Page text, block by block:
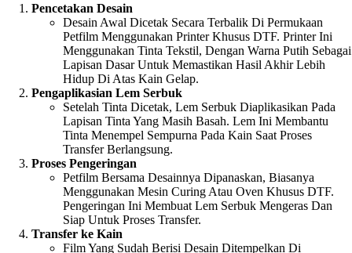
Pencetakan Desain
Desain Awal Dicetak Secara Terbalik Di Permukaan
Petfilm Menggunakan Printer Khusus DTF. Printer Ini
Menggunakan Tinta Tekstil, Dengan Warna Putih Sebagai
Lapisan Dasar Untuk Memastikan Hasil Akhir Lebih
Hidup Di Atas Kain Gelap.
Pengaplikasian Lem Serbuk
Setelah Tinta Dicetak, Lem Serbuk Diaplikasikan Pada
Lapisan Tinta Yang Masih Basah. Lem Ini Membantu
Tinta Menempel Sempurna Pada Kain Saat Proses
Transfer Berlangsung.
Proses Pengeringan
Petfilm Bersama Desainnya Dipanaskan, Biasanya
Menggunakan Mesin Curing Atau Oven Khusus DTF.
Pengeringan Ini Membuat Lem Serbuk Mengeras Dan
Siap Untuk Proses Transfer.
Transfer ke Kain
Film Yang Sudah Berisi Desain Ditempelkan Di